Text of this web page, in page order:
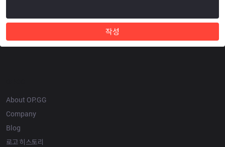
작성
About OP.GG
Company
Blog
로고 히스토리